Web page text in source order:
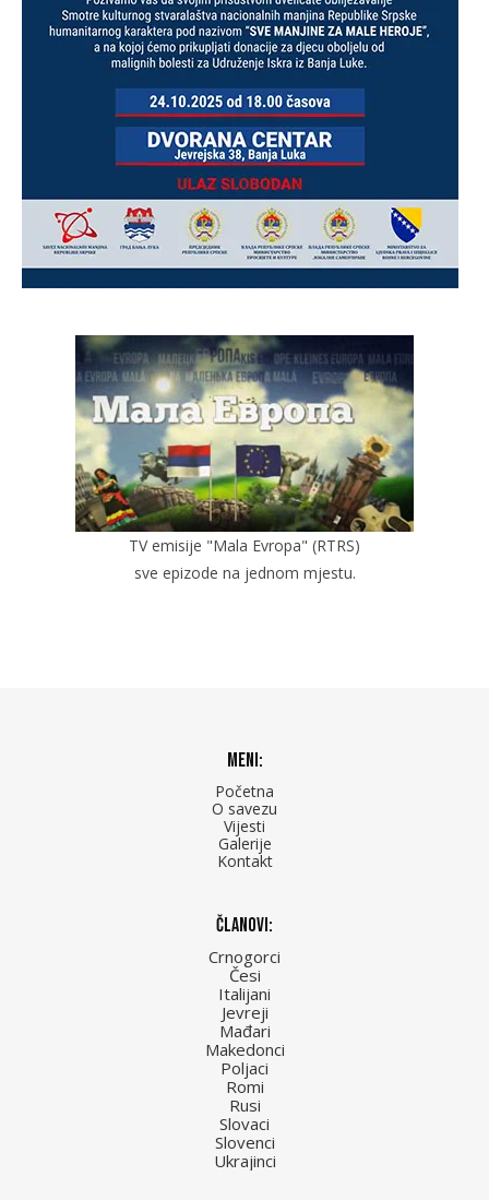
TV emisije "Mala Evropa" (RTRS)
sve epizode na jednom mjestu.
Meni:
Početna
O savezu
Vijesti
Galerije
Kontakt
Članovi:
Crnogorci
Česi
Italijani
Jevreji
Mađari
Makedonci
Poljaci
Romi
Rusi
Slovaci
Slovenci
Ukrajinci